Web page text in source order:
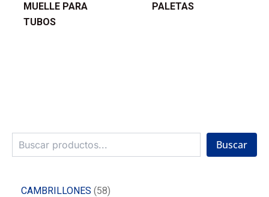
Buscar
CAMBRILLONES 58
MUELLE PARA
TUBOS
PALETAS